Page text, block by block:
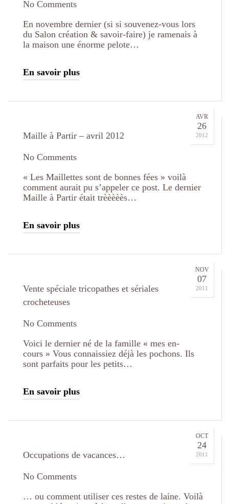
No Comments
En novembre dernier (si si souvenez-vous lors
du Salon création & savoir-faire) je ramenais à
la maison une énorme pelote…
En savoir plus
AVR
26
2012
Maille à Partir – avril 2012
No Comments
« Les Maillettes sont de bonnes fées » voilà
comment aurait pu s’appeler ce post. Le dernier
Maille à Partir était trèèèèès…
En savoir plus
NOV
07
2011
Vente spéciale tricopathes et sériales
crocheteuses
No Comments
Voici le dernier né de la famille « mes en-
cours » Vous connaissiez déjà les pochons. Ils
sont parfaits pour les petits…
En savoir plus
OCT
24
2011
Occupations de vacances…
No Comments
… ou comment utiliser ces restes de laine. Voilà